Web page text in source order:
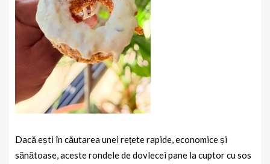
Dacă ești în căutarea unei rețete rapide, economice și
sănătoase, aceste rondele de dovlecei pane la cuptor cu sos